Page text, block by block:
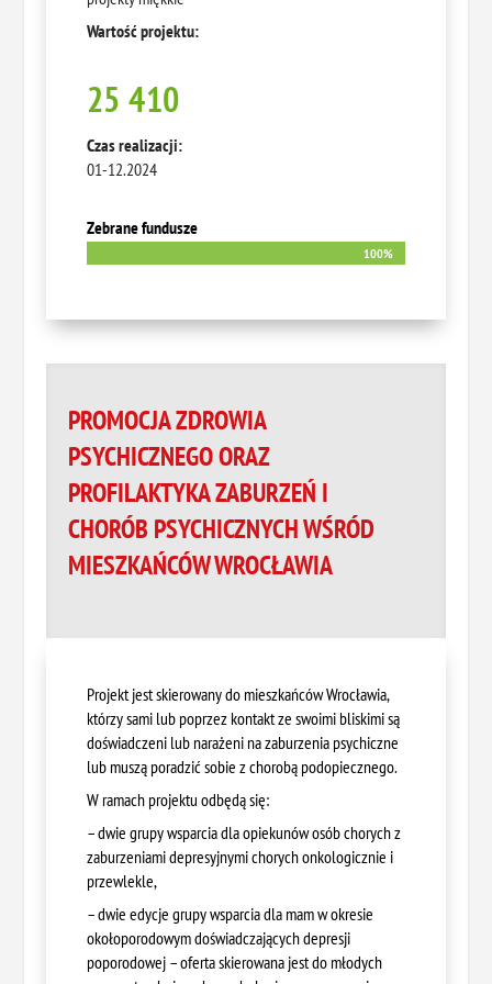
Wartość projektu:
25 410
Czas realizacji:
01-12.2024
Zebrane fundusze
100%
100%
PROMOCJA ZDROWIA
PSYCHICZNEGO ORAZ
PROFILAKTYKA ZABURZEŃ I
CHORÓB PSYCHICZNYCH WŚRÓD
MIESZKAŃCÓW WROCŁAWIA
Projekt jest skierowany do mieszkańców Wrocławia,
którzy sami lub poprzez kontakt ze swoimi bliskimi są
doświadczeni lub narażeni na zaburzenia psychiczne
lub muszą poradzić sobie z chorobą podopiecznego.
W ramach projektu odbędą się:
– dwie grupy wsparcia dla opiekunów osób chorych z
zaburzeniami depresyjnymi chorych onkologicznie i
przewlekle,
– dwie edycje grupy wsparcia dla mam w okresie
okołoporodowym doświadczających depresji
poporodowej – oferta skierowana jest do młodych